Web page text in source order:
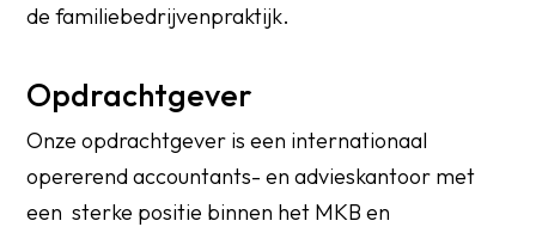
de familiebedrijvenpraktijk.
Opdrachtgever
Onze opdrachtgever is een internationaal
opererend accountants- en advieskantoor met
een sterke positie binnen het MKB en